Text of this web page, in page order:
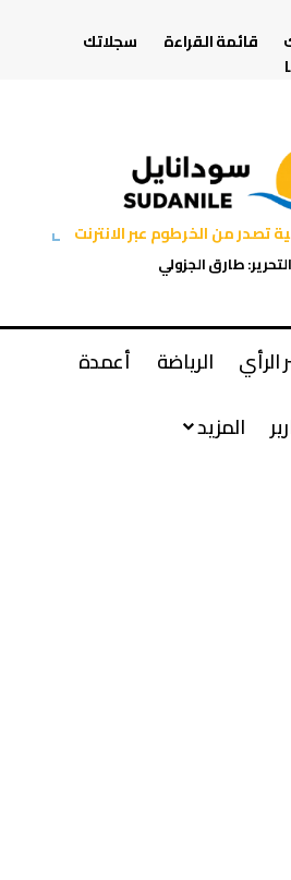
قائمة القراءة
سجلاتك
تصدر من الخرطوم عبر الانترنت
طارق الجزولي
الرأي الرياضة
أعمدة
المزيد